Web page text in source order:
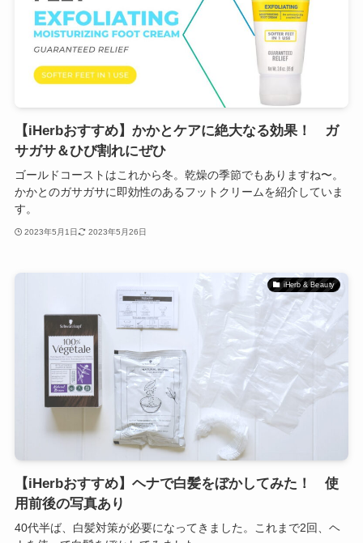
【iHerbおすすめ】かかとケアに絶大なる効果！ ガ
サガサ＆ひび割れにぜひ
ゴールドコーストはこれから冬。乾燥の季節でもありますね〜。
かかとのガサガサに即効性のあるフットクリームを紹介していま
す。
2023年5月1日 2023年5月26日
iHerb & Beauty
【iHerbおすすめ】ヘナで白髪をぼかしてみた！ 使
用前後の写真あり
40代半ば、白髪対策が必要になってきました。これまで2回、ヘ